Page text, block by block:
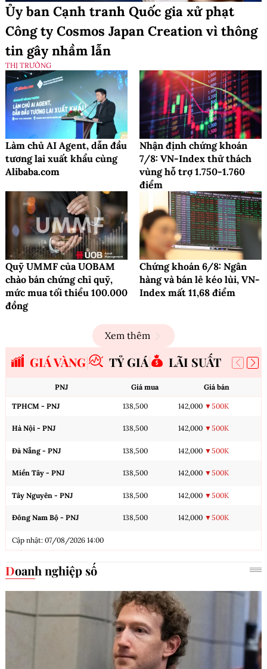
Ủy ban Cạnh tranh Quốc gia xử phạt
Công ty Cosmos Japan Creation vì thông
tin gây nhầm lẫn
THỊ TRƯỜNG
Làm chủ AI Agent, dẫn đầu
tương lai xuất khẩu cùng
Alibaba.com
Nhận định chứng khoán
7/8: VN-Index thử thách
vùng hỗ trợ 1.750-1.760
điểm
Quỹ UMMF của UOBAM
chào bán chứng chỉ quỹ,
mức mua tối thiểu 100.000
đồng
Chứng khoán 6/8: Ngân
hàng và bán lẻ kéo lùi, VN-
Index mất 11,68 điểm
Xem thêm
GIÁ VÀNG TỶ GIÁ LÃI SUẤT
PNJ Giá mua Giá bán
TPHCM - PNJ 138,500 142,000 ▼500K
Hà Nội - PNJ 138,500 142,000 ▼500K
Đà Nẵng - PNJ 138,500 142,000 ▼500K
Miền Tây - PNJ 138,500 142,000 ▼500K
Tây Nguyên - PNJ 138,500 142,000 ▼500K
Đông Nam Bộ - PNJ 138,500 142,000 ▼500K
Cập nhật: 07/08/2026 14:00
Doanh nghiệp số